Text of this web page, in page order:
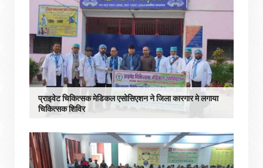
प्राइवेट चिकित्सक मेडिकल एसोसिएशन ने जिला कारगार मे लगाया
चिकित्सक शिविर